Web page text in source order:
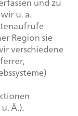
u. a.
Region sie
verschiedene
Ä.).